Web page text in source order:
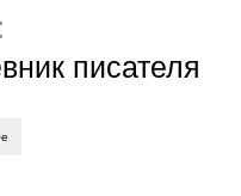
писателя